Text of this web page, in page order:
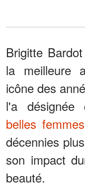
Brigitte
la meilleure
icône des
l'a désignée
belles femmes
décennies
son impact
beauté.